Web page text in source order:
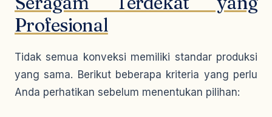
Profesional
Tidak semua konveksi memiliki standar produksi
yang sama. Berikut beberapa kriteria yang perlu
Anda perhatikan sebelum menentukan pilihan: